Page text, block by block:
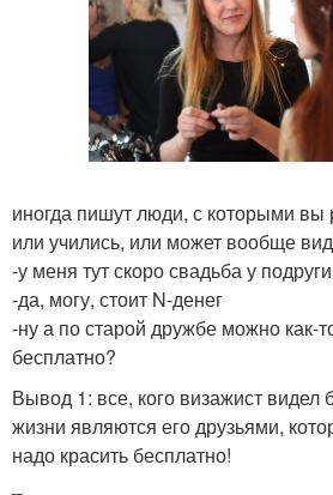
иногда пишут люди, с которыми вы
или учились, или может вообще
-у меня тут скоро свадьба у
-да, могу, стоит N-денег
-ну а по старой дружбе можно как-
бесплатно?
Вывод 1: все, кого визажист видел
жизни являются его друзьями,
надо красить бесплатно!